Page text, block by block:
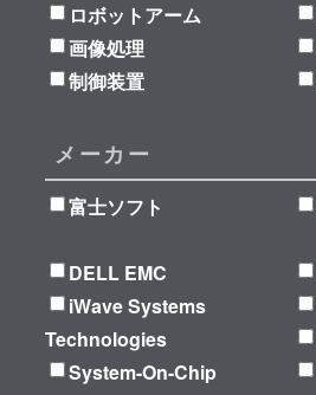
ロボットアーム
画像処理
制御装置
メーカー
富士ソフト
DELL EMC
iWave Systems
Technologies
System-On-Chip